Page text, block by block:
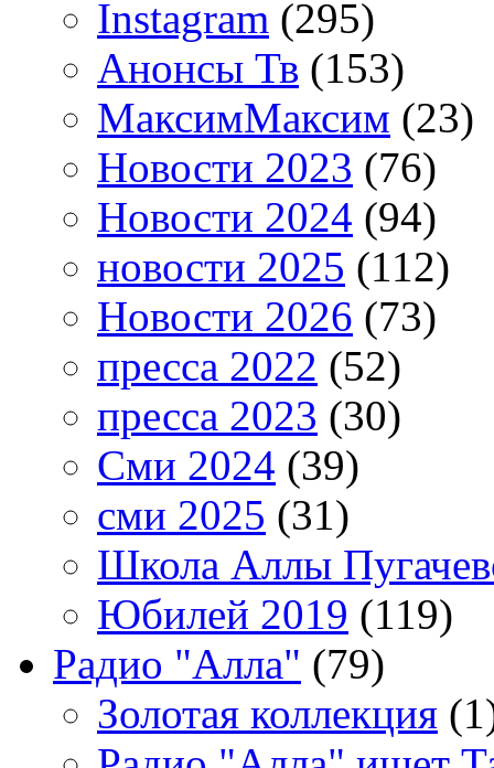
Instagram (295)
Анонсы Тв (153)
МаксимМаксим (23)
Новости 2023 (76)
Новости 2024 (94)
новости 2025 (112)
Новости 2026 (73)
пресса 2022 (52)
пресса 2023 (30)
Сми 2024 (39)
сми 2025 (31)
Школа Аллы
Юбилей 2019 (119)
Радио "Алла" (79)
Золотая коллекция